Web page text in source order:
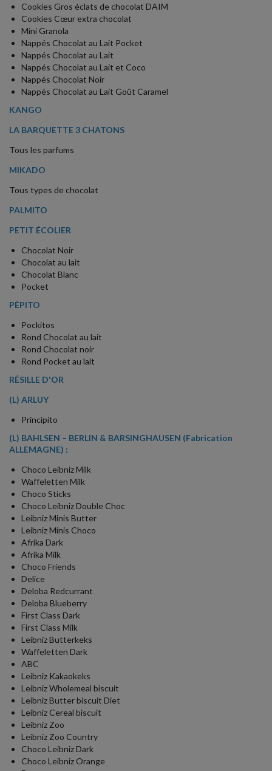
Cookies Gros éclats de chocolat DAIM
Cookies Cœur extra chocolat
Mini Granola
Nappés Chocolat au Lait Pocket
Nappés Chocolat au Lait
Nappés Chocolat au Lait et Coco
Nappés Chocolat Noir
Nappés Chocolat au Lait Goût Caramel
KANGO
LA BARQUETTE 3 CHATONS
Tous les parfums
MIKADO
Tous types de chocolat
PALMITO
PETIT ÉCOLIER
Chocolat Noir
Chocolat au lait
Chocolat Blanc
Pocket
PÉPITO
Pockitos
Rond Chocolat au lait
Rond Chocolat noir
Rond Pocket au lait
RÉSILLE D'OR
(L) ARLUY
Principito
(L) BAHLSEN – BERLIN & BARSINGHAUSEN (Fabrication
ALLEMAGNE) :
Choco Leibniz Milk
Waffeletten Milk
Choco Sticks
Choco Leibniz Double Choc
Leibniz Minis Butter
Leibniz Minis Choco
Afrika Dark
Afrika Milk
Choco Friends
Delice
Deloba Redcurrant
Deloba Blueberry
First Class Dark
First Class Milk
Leibniz Butterkeks
Waffeletten Dark
ABC
Leibniz Kakaokeks
Leibniz Wholemeal biscuit
Leibniz Butter biscuit Diet
Leibniz Cereal biscuit
Leibniz Zoo
Leibniz Zoo Country
Choco Leibniz Dark
Choco Leibniz Orange